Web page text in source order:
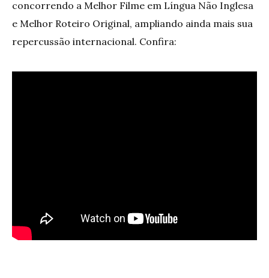
concorrendo a Melhor Filme em Língua Não Inglesa
e Melhor Roteiro Original, ampliando ainda mais sua
repercussão internacional. Confira: